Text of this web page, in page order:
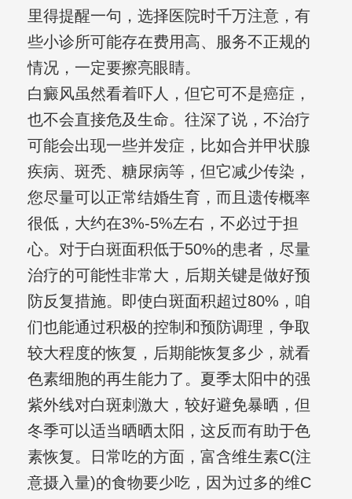
里得提醒一句，选择医院时千万注意，有
些小诊所可能存在费用高、服务不正规的
情况，一定要擦亮眼睛。
白癜风虽然看着吓人，但它可不是癌症，
也不会直接危及生命。往深了说，不治疗
可能会出现一些并发症，比如合并甲状腺
疾病、斑秃、糖尿病等，但它减少传染，
您尽量可以正常结婚生育，而且遗传概率
很低，大约在3%-5%左右，不必过于担
心。对于白斑面积低于50%的患者，尽量
治疗的可能性非常大，后期关键是做好预
防反复措施。即使白斑面积超过80%，咱
们也能通过积极的控制和预防调理，争取
较大程度的恢复，后期能恢复多少，就看
色素细胞的再生能力了。夏季太阳中的强
紫外线对白斑刺激大，较好避免暴晒，但
冬季可以适当晒晒太阳，这反而有助于色
素恢复。日常吃的方面，富含维生素C(注
意摄入量)的食物要少吃，因为过多的维C